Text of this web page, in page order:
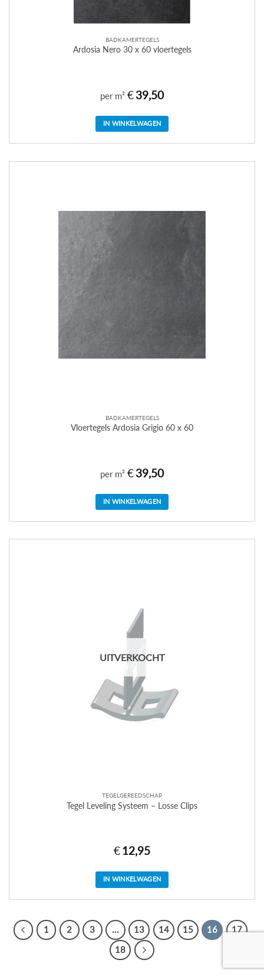
BADKAMERTEGELS
Ardosia Nero 30 x 60 vloertegels
per m² €39,50
IN WINKELWAGEN
BADKAMERTEGELS
Vloertegels Ardosia Grigio 60 x 60
per m² €39,50
IN WINKELWAGEN
UITVERKOCHT
TEGELGEREEDSCHAP
Tegel Leveling Systeem – Losse Clips
€12,95
IN WINKELWAGEN
1 2 3 … 13 14 15 16
17
18